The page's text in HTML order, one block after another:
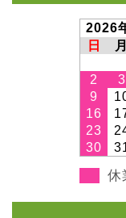
2026
日
月
2
3
9
16
23
30
休